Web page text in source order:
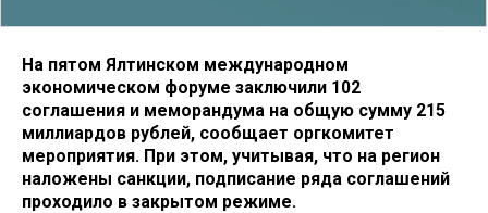
На пятом Ялтинском международном
экономическом форуме заключили 102
соглашения и меморандума на общую сумму 215
миллиардов рублей, сообщает оргкомитет
мероприятия. При этом, учитывая, что на регион
наложены санкции, подписание ряда соглашений
проходило в закрытом режиме.